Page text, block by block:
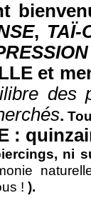
, TAÏ-
et
des
.
:
ni
! ).